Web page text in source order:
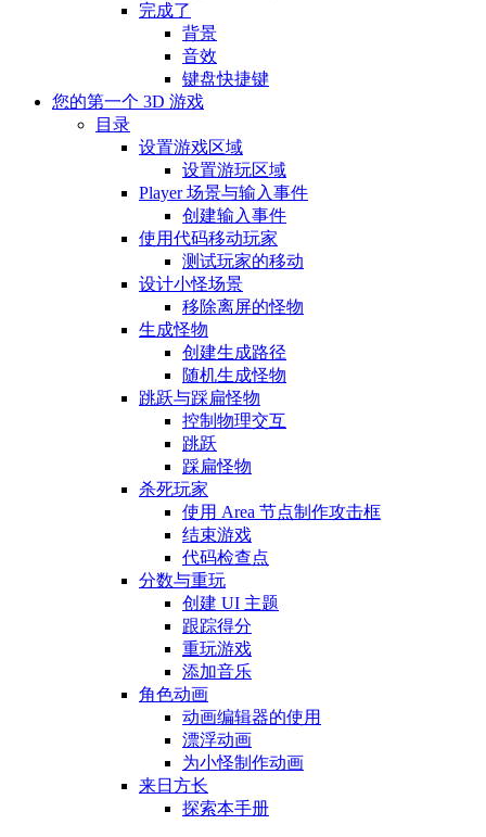
完成了
背景
音效
键盘快捷键
您的第一个 3D 游戏
目录
设置游戏区域
设置游玩区域
Player 场景与输入事件
创建输入事件
使用代码移动玩家
测试玩家的移动
设计小怪场景
移除离屏的怪物
生成怪物
创建生成路径
随机生成怪物
跳跃与踩扁怪物
控制物理交互
跳跃
踩扁怪物
杀死玩家
使用 Area 节点制作攻击框
结束游戏
代码检查点
分数与重玩
创建 UI 主题
跟踪得分
重玩游戏
添加音乐
角色动画
动画编辑器的使用
漂浮动画
为小怪制作动画
来日方长
探索本手册